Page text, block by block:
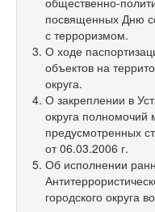
посвященных Дню
с терроризмом.
О ходе
объектов на
округа.
О закреплении в
округа полномочий
предусмотренных
от 06.03.2006 г.
Об исполнении
городского округа